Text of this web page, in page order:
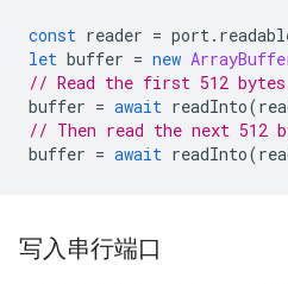
const reader = port.
let buffer = new
// Read the first 512
buffer = await readInto(
// Then read the next 512
buffer = await readInto(
写入串行端口